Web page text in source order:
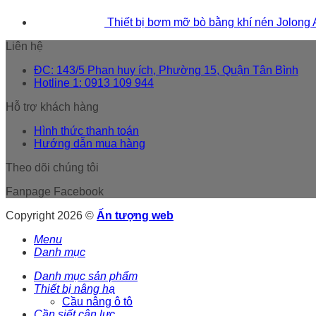
Thiết bị bơm mỡ bò bằng khí nén Jolong
Liên hệ
ĐC: 143/5 Phan huy ích, Phường 15, Quận Tân Bình
Hotline 1: 0913 109 944
Hỗ trợ khách hàng
Hình thức thanh toán
Hướng dẫn mua hàng
Theo dõi chúng tôi
Fanpage Facebook
Copyright 2026 © Ấn tượng web
Menu
Danh mục
Danh mục sản phẩm
Thiết bị nâng hạ
Cầu nâng ô tô